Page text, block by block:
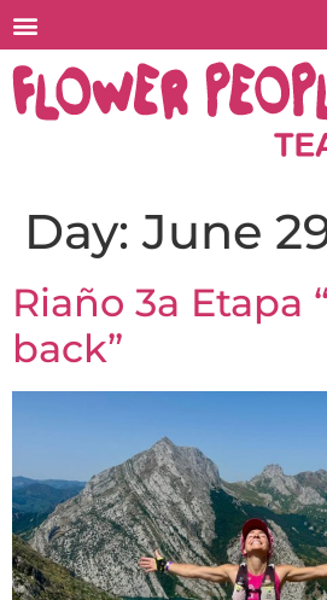
Day:June
Riaño 3a Etapa
back”